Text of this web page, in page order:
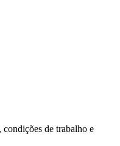
condições de trabalho e